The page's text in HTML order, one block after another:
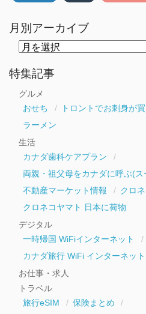
月別アーカイブ
ー
カ
特集記事
グルメ
おせち
トロントでお刺身が
ラーメン
生活
カナダ歯科ケアプラン
両親・祖父母をカナダに呼ぶ(ス
不動産マーケット情報
クロ
クロネコヤマト 日本に荷物
デジタル
一時帰国 WiFiインターネット
カナダ旅行 WiFi インターネット
お仕事・求人
トラベル
旅行eSIM
保険まとめ